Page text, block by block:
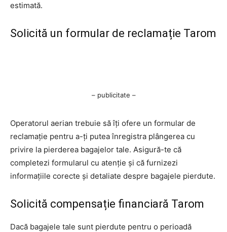
estimată.
Solicită un formular de reclamație Tarom
– publicitate –
Operatorul aerian trebuie să îți ofere un formular de
reclamație pentru a-ți putea înregistra plângerea cu
privire la pierderea bagajelor tale. Asigură-te că
completezi formularul cu atenție și că furnizezi
informațiile corecte și detaliate despre bagajele pierdute.
Solicită compensație financiară Tarom
Dacă bagajele tale sunt pierdute pentru o perioadă